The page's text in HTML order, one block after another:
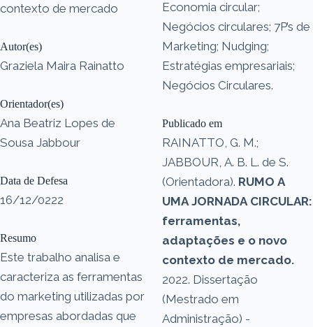
contexto de mercado
Autor(es)
Graziela Maira Rainatto
Orientador(es)
Ana Beatriz Lopes de
Sousa Jabbour
Data de Defesa
16/12/0222
Resumo
Este trabalho analisa e
caracteriza as ferramentas
do marketing utilizadas por
empresas abordadas que
Economia circular;
Negócios circulares; 7P’s de
Marketing; Nudging;
Estratégias empresariais;
Negócios Circulares.
Publicado em
RAINATTO, G. M.;
JABBOUR, A. B. L. de S.
(Orientadora). RUMO A
UMA JORNADA CIRCULAR:
ferramentas,
adaptações e o novo
contexto de mercado.
2022. Dissertação
(Mestrado em
Administração) -